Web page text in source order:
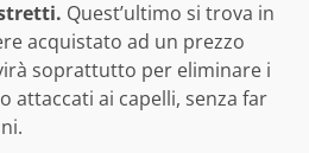
Quest’ultimo si trova in
acquistato ad un prezzo
soprattutto per eliminare i
attaccati ai capelli, senza far